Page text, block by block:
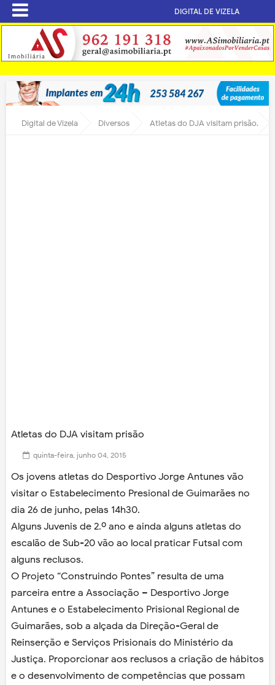
DIGITAL DE VIZELA
Digital de Vizela Diversos Atletas do DJA visitam prisão
Atletas do DJA visitam prisão
quinta-feira, junho 04, 2015
Os jovens atletas do Desportivo Jorge Antunes vão
visitar o Estabelecimento Presional de Guimarães no
dia 26 de junho, pelas 14h30.
Alguns Juvenis de 2.º ano e ainda alguns atletas do
escalão de Sub-20 vão ao local praticar Futsal com
alguns reclusos.
O Projeto “Construindo Pontes” resulta de uma
parceira entre a Associação – Desportivo Jorge
Antunes e o Estabelecimento Prisional Regional de
Guimarães, sob a alçada da Direção-Geral de
Reinserção e Serviços Prisionais do Ministério da
Justiça. Proporcionar aos reclusos a criação de hábitos
e o desenvolvimento de competências que possam